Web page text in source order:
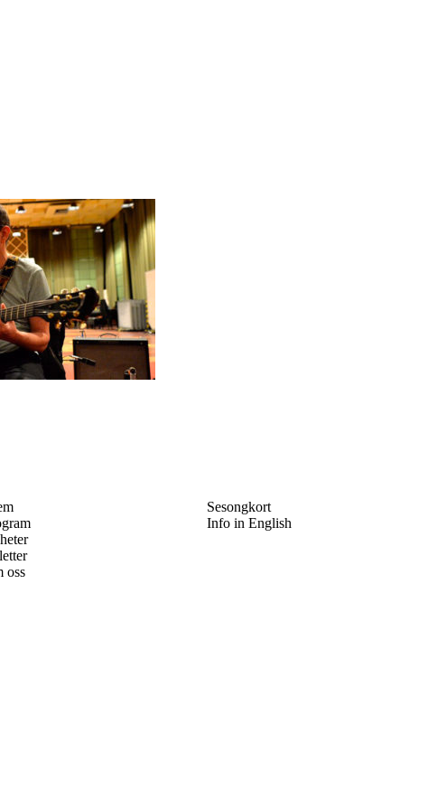
oss
Sesongkort
Info in English